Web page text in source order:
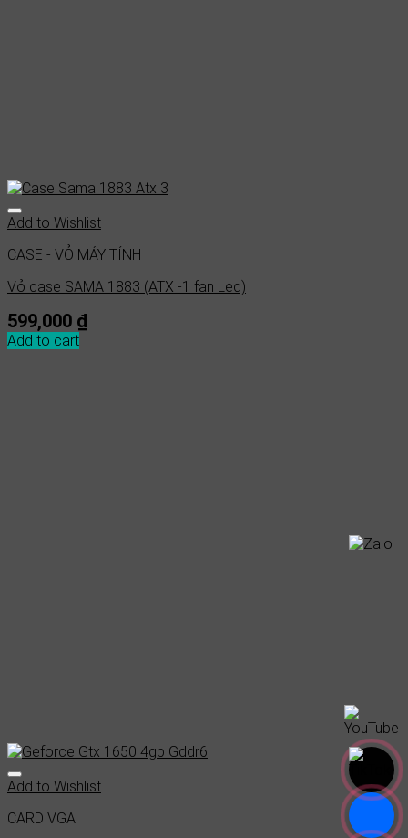
Add to Wishlist
CASE - VỎ MÁY TÍNH
Vỏ case SAMA 1883 (ATX -1 fan Led)
599,000 ₫
Add to cart
Add to Wishlist
CARD VGA